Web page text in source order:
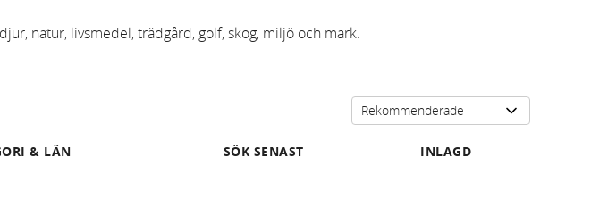
natur, livsmedel, trädgård, golf, skog, miljö och mark.
& LÄN SÖK SENAST INLAGD